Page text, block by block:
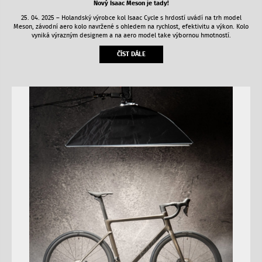
Nový Isaac Meson je tady!
25. 04. 2025 – Holandský výrobce kol Isaac Cycle s hrdostí uvádí na trh model
Meson, závodní aero kolo navržené s ohledem na rychlost, efektivitu a výkon. Kolo
vyniká výrazným designem a na aero model take výbornou hmotností.
ČÍST DÁLE